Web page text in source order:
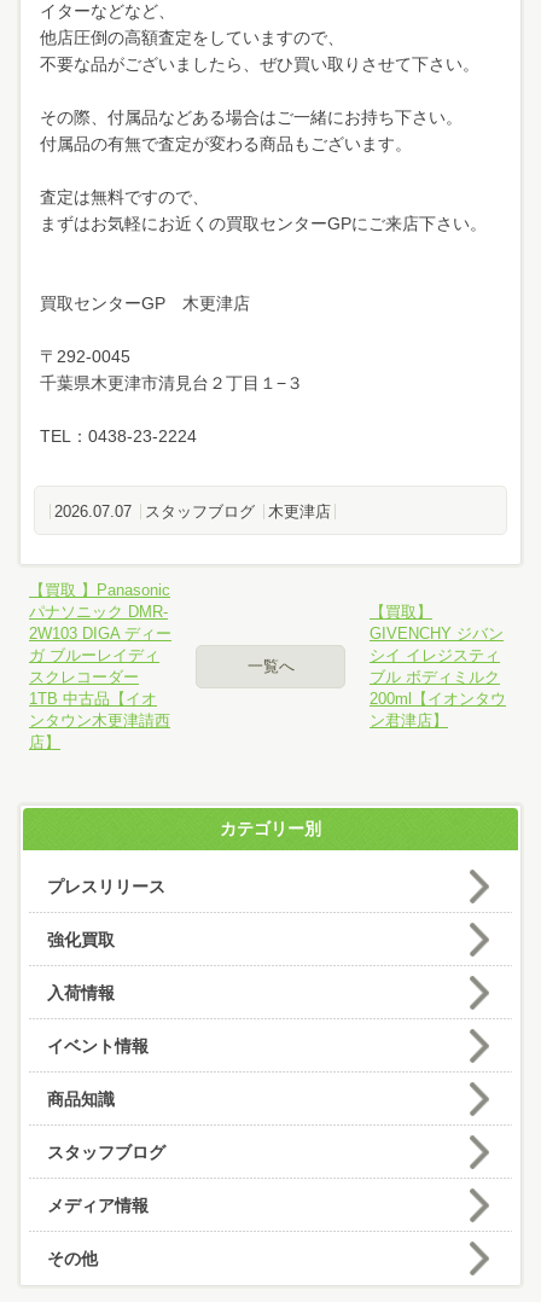
イターなどなど、
他店圧倒の高額査定をしていますので、
不要な品がございましたら、ぜひ買い取りさせて下さい。
その際、付属品などある場合はご一緒にお持ち下さい。
付属品の有無で査定が変わる商品もございます。
査定は無料ですので、
まずはお気軽にお近くの買取センターGPにご来店下さい。
買取センターGP 木更津店
〒292-0045
千葉県木更津市清見台２丁目１−３
TEL：0438-23-2224
2026.07.07 スタッフブログ 木更津店
【買取 】Panasonic
パナソニック DMR-
2W103 DIGA ディー
ガ ブルーレイディ
スクレコーダー
1TB 中古品【イオ
ンタウン木更津請西
店】
一覧へ
【買取】
GIVENCHY ジバン
シイ イレジスティ
ブル ボディミルク
200ml【イオンタウ
ン君津店】
カテゴリー別
プレスリリース
強化買取
入荷情報
イベント情報
商品知識
スタッフブログ
メディア情報
その他